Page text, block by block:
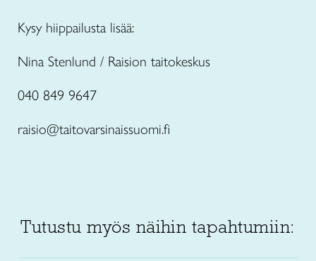
Kysy hiippailusta lisää:
Nina Stenlund / Raision taitokeskus
040 849 9647
raisio@taitovarsinaissuomi.fi
Tutustu myös näihin tapahtumiin: